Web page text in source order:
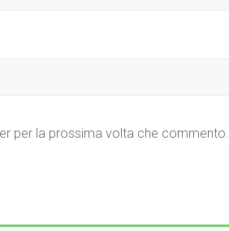
per la prossima volta che commento.